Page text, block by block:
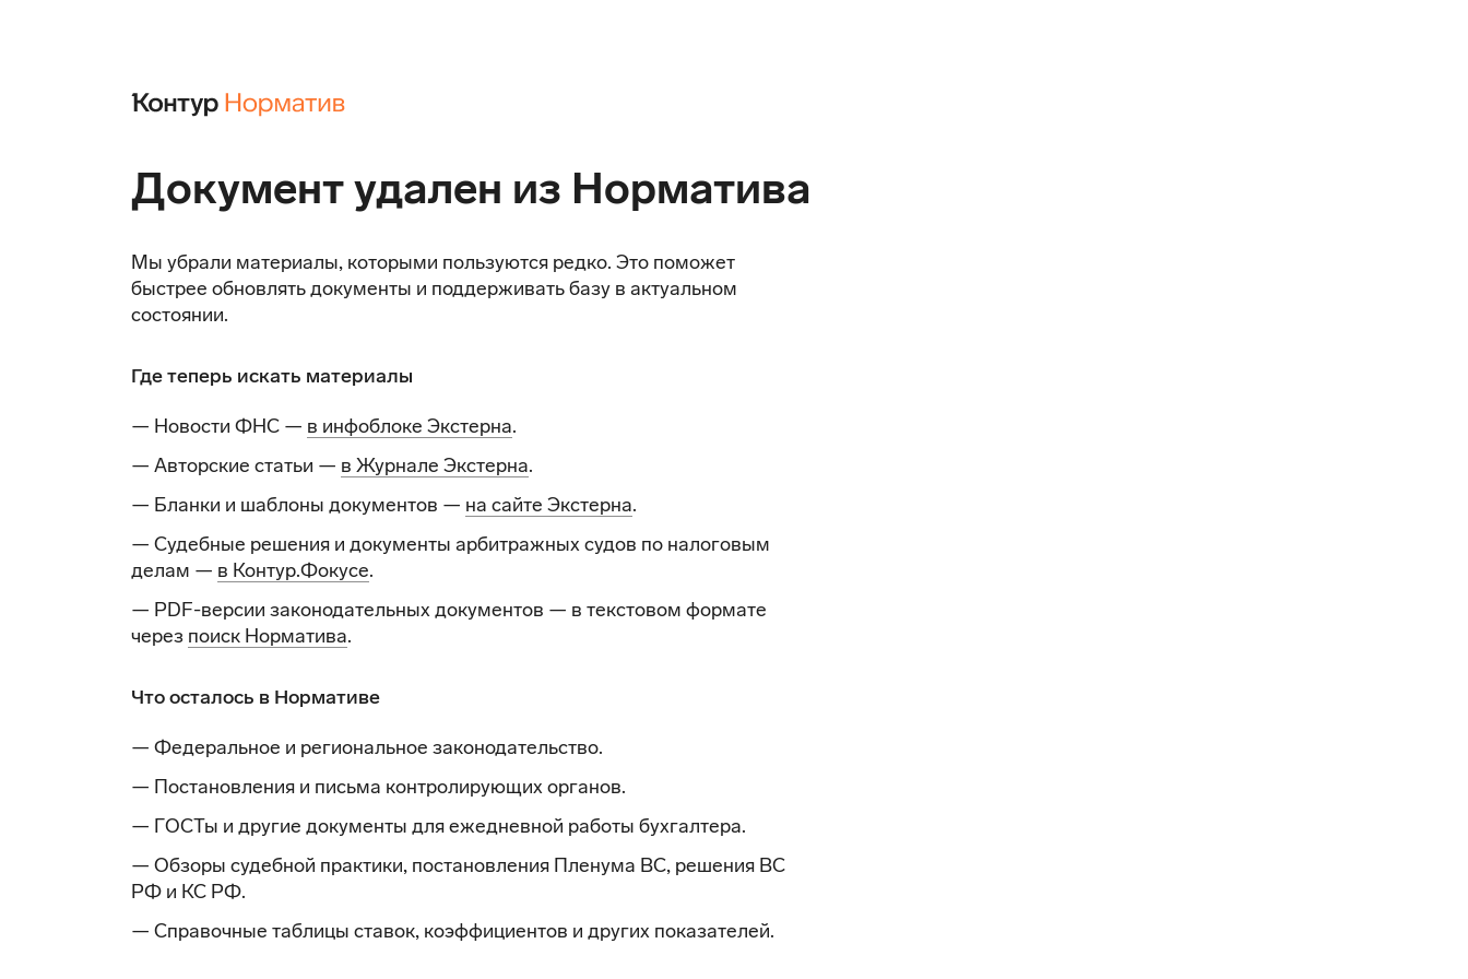
Документ удален из Норматива
Мы убрали материалы, которыми пользуются редко. Это поможет
быстрее обновлять документы и поддерживать базу в актуальном
состоянии.
Где теперь искать материалы
— Новости ФНС — в инфоблоке Экстерна.
— Авторские статьи — в Журнале Экстерна.
— Бланки и шаблоны документов — на сайте Экстерна.
— Судебные решения и документы арбитражных судов по налоговым
делам — в Контур.Фокусе.
— PDF-версии законодательных документов — в текстовом формате
через поиск Норматива.
Что осталось в Нормативе
— Федеральное и региональное законодательство.
— Постановления и письма контролирующих органов.
— ГОСТы и другие документы для ежедневной работы бухгалтера.
— Обзоры судебной практики, постановления Пленума ВС, решения ВС
РФ и КС РФ.
— Справочные таблицы ставок, коэффициентов и других показателей.